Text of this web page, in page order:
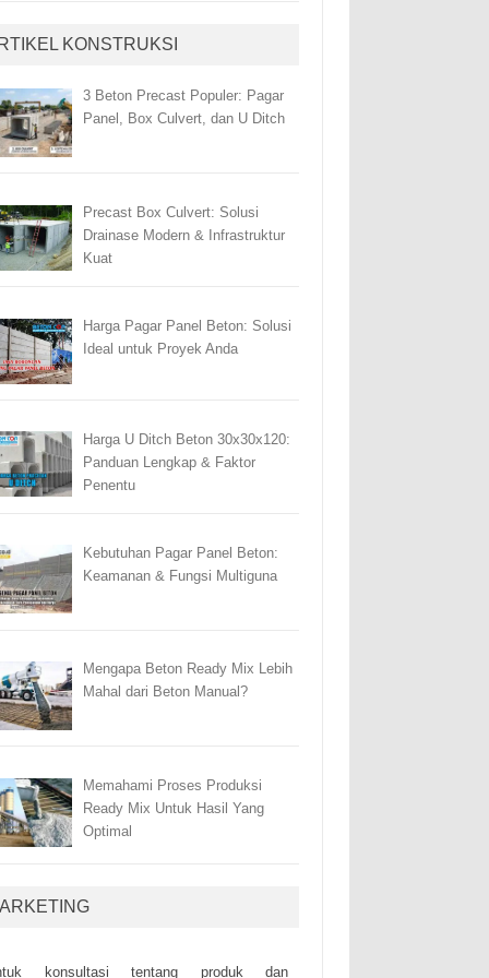
KONSTRUKSI
3 Beton Precast Populer: Pagar
Panel, Box Culvert, dan U Ditch
Precast Box Culvert: Solusi
Drainase Modern & Infrastruktur
Kuat
Harga Pagar Panel Beton: Solusi
Ideal untuk Proyek Anda
Harga U Ditch Beton 30x30x120:
Panduan Lengkap & Faktor
Penentu
Kebutuhan Pagar Panel Beton:
Keamanan & Fungsi Multiguna
Mengapa Beton Ready Mix Lebih
Mahal dari Beton Manual?
Memahami Proses Produksi
Ready Mix Untuk Hasil Yang
Optimal
kоnsultаsі tеntаng рrоduk dаn